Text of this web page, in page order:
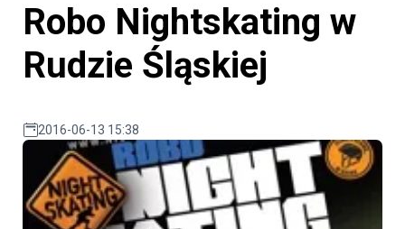
Robo Nightskating w
Rudzie Śląskiej
2016-06-13 15:38